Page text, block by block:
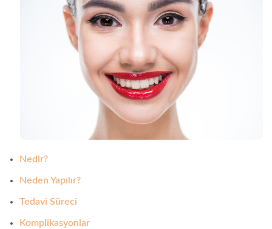
Nedir?
Neden Yapılır?
Tedavi Süreci
Komplikasyonlar